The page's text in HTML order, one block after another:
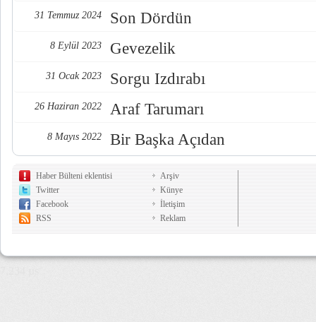
31 Temmuz 2024 Son Dördün
8 Eylül 2023 Gevezelik
31 Ocak 2023 Sorgu Izdırabı
26 Haziran 2022 Araf Tarumarı
8 Mayıs 2022 Bir Başka Açıdan
Haber Bülteni eklentisi
Twitter
Facebook
RSS
Arşiv
Künye
İletişim
Reklam